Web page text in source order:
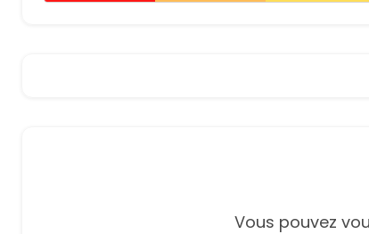
Vous pouvez